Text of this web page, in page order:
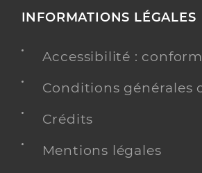
INFORMATIONS LÉGALES
Accessibilité :
Conditions générales
Crédits
Mentions légales